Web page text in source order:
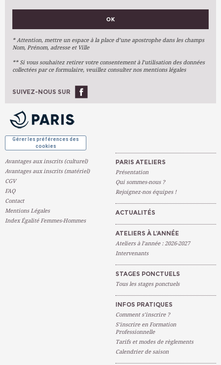
VOS PRÉFÉRENCES
Arts Plastiques
Arts Du Texte
Arts Numériques
Ateliers À L'année
OK
* Attention, mettre un espace à la place d’une apostrophe dans les champs
Nom, Prénom, adresse et Ville
** Si vous souhaitez retirer votre consentement à l’utilisation des données
collectées par ce formulaire, veuillez consulter nos mentions légales
SUIVEZ-NOUS SUR
Gérer les préférences des
cookies
Avantages aux inscrits (culturel)
Avantages aux inscrits (matériel)
CGV
FAQ
Contact
Mentions Légales
Index Égalité Femmes-Hommes
PARIS ATELIERS
Présentation
Qui sommes-nous ?
Rejoignez-nos équipes !
ACTUALITÉS
ATELIERS À L’ANNÉE
Ateliers à l’année : 2026-2027
Intervenants
STAGES PONCTUELS
Tous les stages ponctuels
INFOS PRATIQUES
Comment s’inscrire ?
S’inscrire en Formation
Professionnelle
Tarifs et modes de règlements
Calendrier de saison